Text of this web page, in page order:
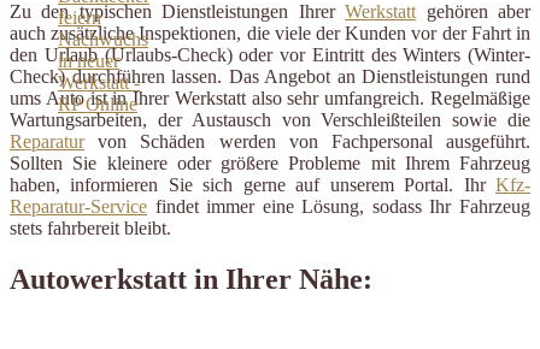
Zu den typischen Dienstleistungen IhrerWerkstattgehören aber
auch zusätzliche Inspektionen, die viele der Kunden vor der Fahrt in
den Urlaub (Urlaubs-Check) oder vor Eintritt des Winters (Winter-
Check) durchführen lassen. Das Angebot an Dienstleistungen rund
ums Auto ist in Ihrer Werkstatt also sehr umfangreich. Regelmäßige
Wartungsarbeiten, der Austausch von Verschleißteilen sowie die
Reparaturvon Schäden werden von Fachpersonal ausgeführt.
Sollten Sie kleinere oder größere Probleme mit Ihrem Fahrzeug
haben, informieren Sie sich gerne auf unserem Portal. Ihr Kfz-
Reparatur-Service findet immer eine Lösung, sodass Ihr Fahrzeug
stets fahrbereit bleibt.
Autowerkstatt in Ihrer Nähe: